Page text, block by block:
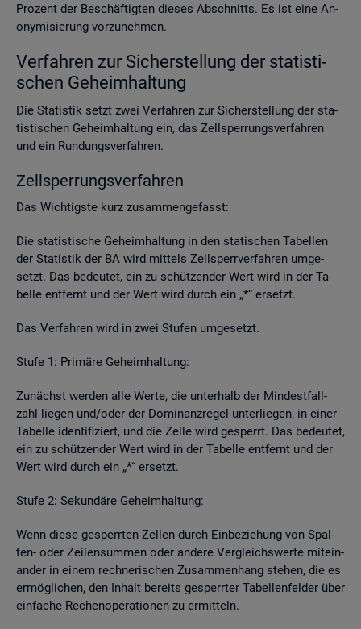
Pro­zent der Be­schäf­tig­ten die­ses Ab­schnitts. Es ist eine An­
ony­mi­sie­rung vor­zu­neh­men.
Ver­fah­ren zur Si­cher­stel­lung der sta­tis­ti­
schen Ge­heim­hal­tung
Die Sta­tis­tik setzt zwei Ver­fah­ren zur Si­cher­stel­lung der sta­
tis­ti­schen Ge­heim­hal­tung ein, das Zell­sper­rungs­ver­fah­ren
und ein Run­dungs­ver­fah­ren.
Zell­sper­rungs­ver­fah­ren
Das Wich­tigs­te kurz zu­sam­men­ge­fasst:
Die sta­tis­ti­sche Ge­heim­hal­tung in den sta­ti­schen Ta­bel­len
der Sta­tis­tik der BA wird mit­tels Zell­sperr­ver­fah­ren um­ge­
setzt. Das be­deu­tet, ein zu schüt­zen­der Wert wird in der Ta­
bel­le ent­fernt und der Wert wird durch ein „*“ er­setzt.
Das Ver­fah­ren wird in zwei Stu­fen um­ge­setzt.
Stufe 1: Pri­mä­re Ge­heim­hal­tung:
Zu­nächst wer­den alle Werte, die un­ter­halb der Min­dest­fall­
zahl lie­gen und/oder der Do­mi­nanz­re­gel un­ter­lie­gen, in einer
Ta­bel­le iden­ti­fi­ziert, und die Zelle wird ge­sperrt. Das be­deu­tet,
ein zu schüt­zen­der Wert wird in der Ta­bel­le ent­fernt und der
Wert wird durch ein „*“ er­setzt.
Stufe 2: Se­kun­dä­re Ge­heim­hal­tung:
Wenn diese ge­sperr­ten Zel­len durch Ein­be­zie­hung von Spal­
ten- oder Zei­len­sum­men oder an­de­re Ver­gleichs­wer­te mit­ein­
an­der in einem rech­ne­ri­schen Zu­sam­men­hang ste­hen, die es
er­mög­li­chen, den In­halt be­reits ge­sperr­ter Ta­bel­len­fel­der über
ein­fa­che Re­chen­ope­ra­tio­nen zu er­mit­teln.